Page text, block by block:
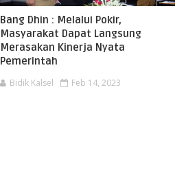
Bang Dhin : Melalui Pokir,
Masyarakat Dapat Langsung
Merasakan Kinerja Nyata
Pemerintah
Bidik Kalsel Feb 14, 2023